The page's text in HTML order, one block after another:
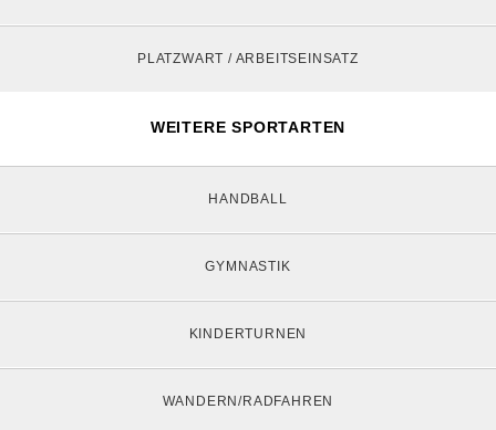
PLATZWART / ARBEITSEINSATZ
WEITERE SPORTARTEN
HANDBALL
GYMNASTIK
KINDERTURNEN
WANDERN/RADFAHREN